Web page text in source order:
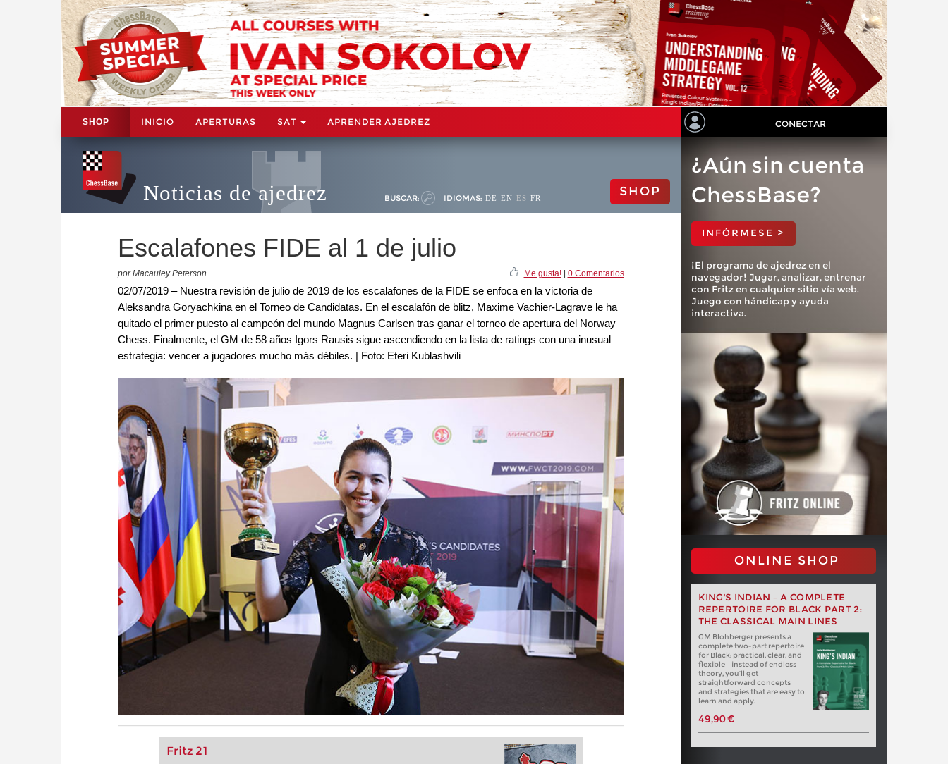
SHOP INICIO APERTURAS SAT APRENDER AJEDREZ CONECTAR
Noticias de ajedrez BUSCAR: IDIOMAS: DE EN ES FR SHOP
Escalafones FIDE al 1 de julio
por Macauley Peterson Me gusta!| 0 Comentarios
02/07/2019 – Nuestra revisión de julio de 2019 de los escalafones de la FIDE se enfoca en la victoria de
Aleksandra Goryachkina en el Torneo de Candidatas. En el escalafón de blitz, Maxime Vachier-Lagrave le ha
quitado el primer puesto al campeón del mundo Magnus Carlsen tras ganar el torneo de apertura del Norway
Chess. Finalmente, el GM de 58 años Igors Rausis sigue ascendiendo en la lista de ratings con una inusual
estrategia: vencer a jugadores mucho más débiles. | Foto: Eteri Kublashvili
Fritz 21
¿Aún sin cuenta
ChessBase?
INFÓRMESE >
¡El programa de ajedrez en el
navegador! Jugar, analizar, entrenar
con Fritz en cualquier sitio vía web.
Juego con hándicap y ayuda
interactiva.
ONLINE SHOP
KING'S INDIAN – A COMPLETE
REPERTOIRE FOR BLACK PART 2:
THE CLASSICAL MAIN LINES
GM Blohberger presents a
complete two-part repertoire
for Black: practical, clear, and
flexible – instead of endless
theory, you’ll get
straightforward concepts
and strategies that are easy to
learn and apply.
49,90 €